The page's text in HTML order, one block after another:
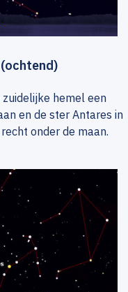
hemel een
en de ster Antares in
onder de maan.